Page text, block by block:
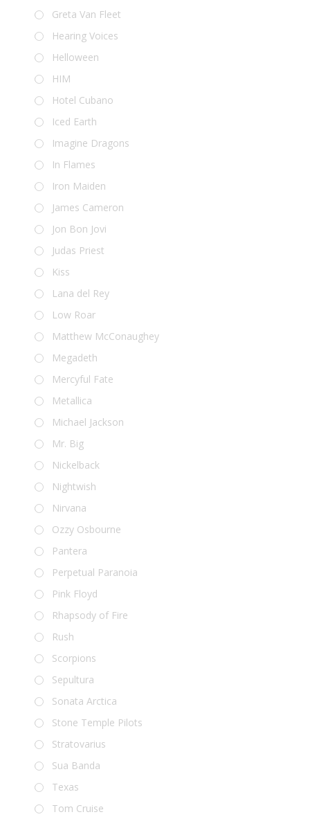
Greta Van Fleet
Hearing Voices
Helloween
HIM
Hotel Cubano
Iced Earth
Imagine Dragons
In Flames
Iron Maiden
James Cameron
Jon Bon Jovi
Judas Priest
Kiss
Lana del Rey
Low Roar
Matthew McConaughey
Megadeth
Mercyful Fate
Metallica
Michael Jackson
Mr. Big
Nickelback
Nightwish
Nirvana
Ozzy Osbourne
Pantera
Perpetual Paranoia
Pink Floyd
Rhapsody of Fire
Rush
Scorpions
Sepultura
Sonata Arctica
Stone Temple Pilots
Stratovarius
Sua Banda
Texas
Tom Cruise